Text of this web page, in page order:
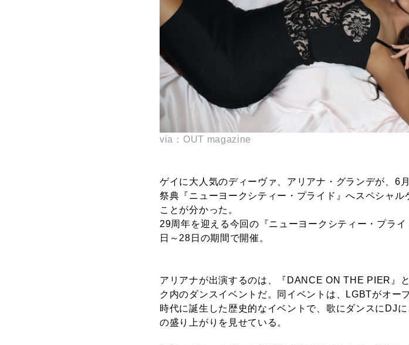
via：OUT magazine
ゲイに大人気のディーヴァ、アリアナ・グランデが、6
祭典『ニューヨークシティー・プライド』へスペシャル
ことが分かった。
29周年を迎える今回の『ニューヨークシティー・プラ
日～28日の期間で開催。
アリアナが出演するのは、『DANCE ON THE PIER』
ク内のダンスイベントだ。同イベントは、LGBTがオー
時代に誕生した歴史的なイベントで、歌にダンスにDJ
の盛り上がりを見せている。